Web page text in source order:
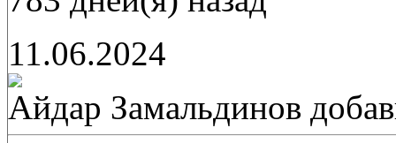
11.06.2024
Айдар Замальдинов